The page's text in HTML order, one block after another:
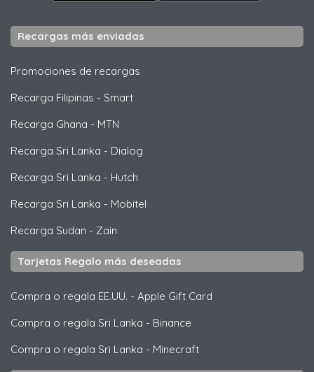
Recargas más enviadas
Promociones de recargas
Recarga Filipinas - Smart
Recarga Ghana - MTN
Recarga Sri Lanka - Dialog
Recarga Sri Lanka - Hutch
Recarga Sri Lanka - Mobitel
Recarga Sudan - Zain
Tarjetas Regalo más deseadas
Compra o regala EE.UU. - Apple Gift Card
Compra o regala Sri Lanka - Binance
Compra o regala Sri Lanka - Minecraft